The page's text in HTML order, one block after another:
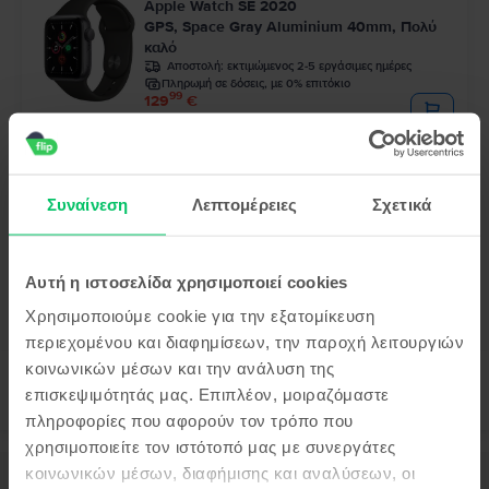
Συναίνεση Λεπτομέρειες Σχετικά
Αυτή η ιστοσελίδα χρησιμοποιεί cookies
Χρησιμοποιούμε cookie για την εξατομίκευση
περιεχομένου και διαφημίσεων, την παροχή λειτουργιών
κοινωνικών μέσων και την ανάλυση της
επισκεψιμότητάς μας. Επιπλέον, μοιραζόμαστε
πληροφορίες που αφορούν τον τρόπο που
χρησιμοποιείτε τον ιστότοπό μας με συνεργάτες
κοινωνικών μέσων, διαφήμισης και αναλύσεων, οι
Apple Watch SE 2020
GPS, Space Gray Aluminium 40mm, Πολύ
καλό
Αποστολή: εκτιμώμενος 2-5 εργάσιμες ημέρες
Πληρωμή σε δόσεις, με 0% επιτόκιο
12999 €
GPS + Cellular, Silver Aluminium 44mm,
164 €
Περιγραφή